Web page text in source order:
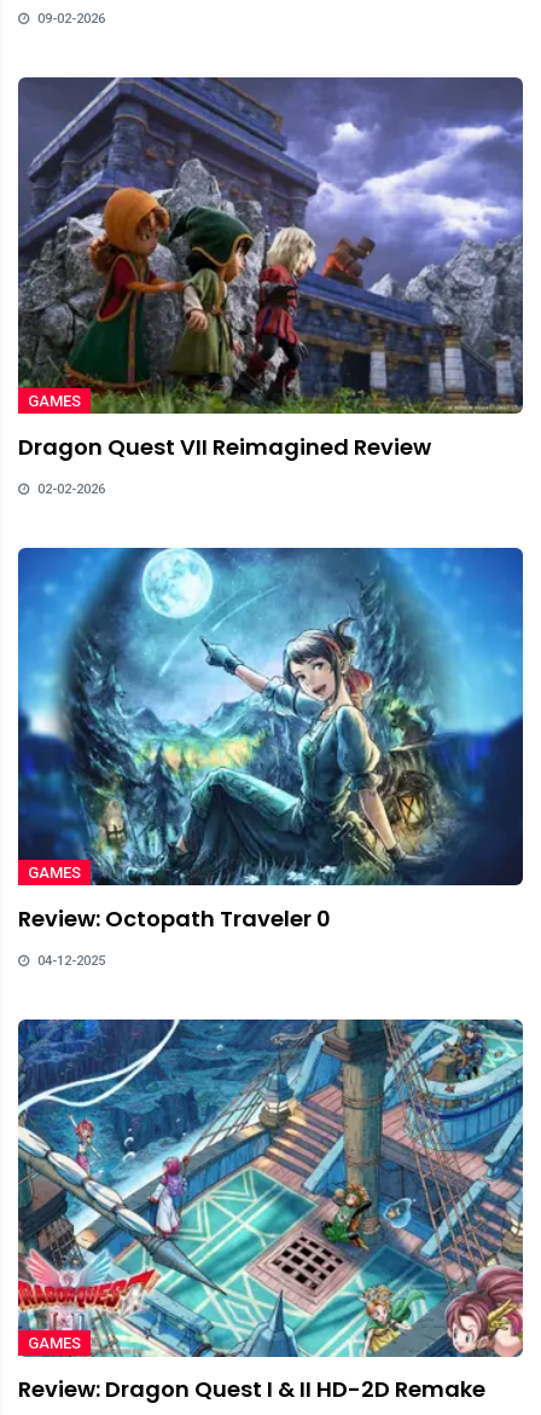
09-02-2026
GAMES
Dragon Quest VII Reimagined Review
02-02-2026
GAMES
Review: Octopath Traveler 0
04-12-2025
GAMES
Review: Dragon Quest I & II HD-2D Remake